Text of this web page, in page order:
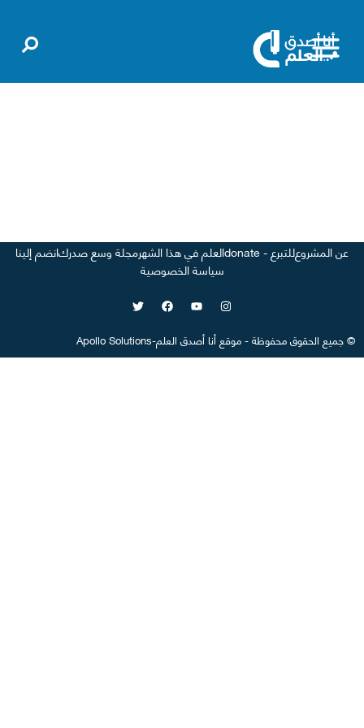
عن المشروعللتبرع - donate العلم في هذا الشهرمجلة وسع صدركانضم إلينا
سياسة الخصوصية
©جميع الحقوق محفوظة-موقعأنا أصدق العلم-
Apollo Solutions